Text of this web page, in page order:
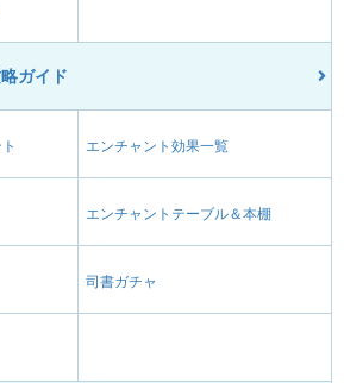
ガイド
エンチャント効果一覧
エンチャントテーブル＆本棚
司書ガチャ